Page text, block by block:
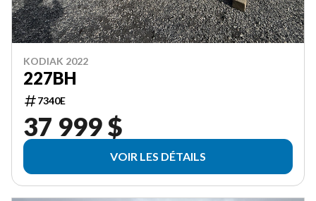
KODIAK 2022
227BH
7340E
37 999 $
VOIR LES DÉTAILS